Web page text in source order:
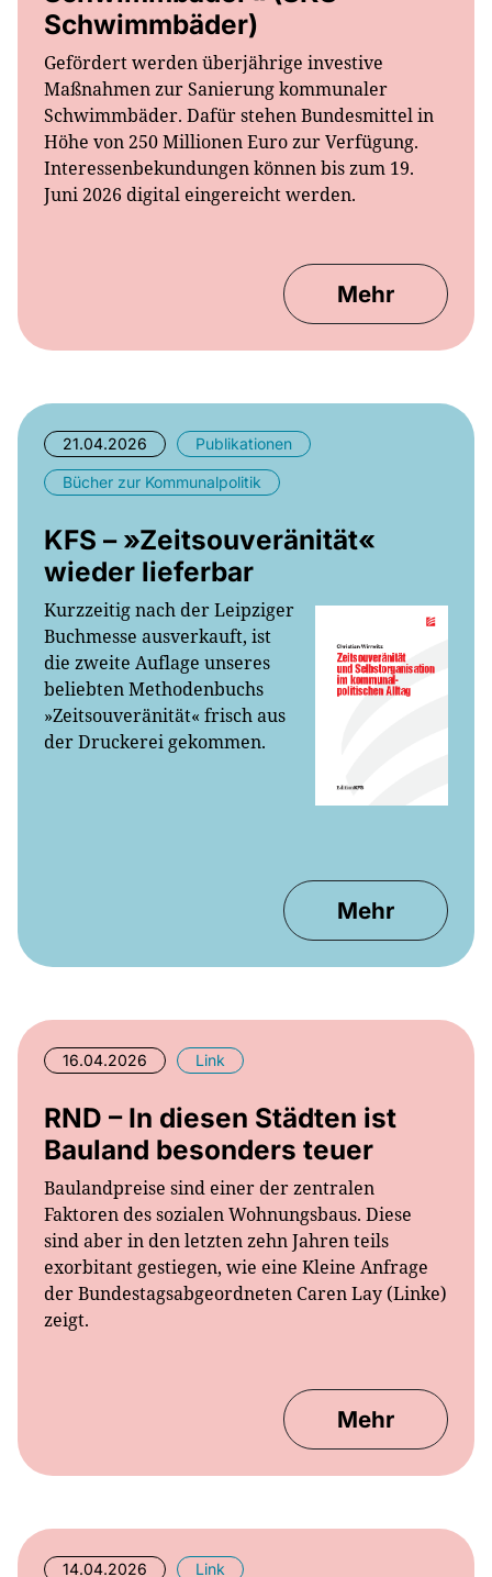
Gefördert werden überjährige investive
Maßnahmen zur Sanierung kommunaler
Schwimmbäder. Dafür stehen Bundesmittel in
Höhe von 250 Millionen Euro zur Verfügung.
Interessenbekundungen können bis zum 19.
Juni 2026 digital eingereicht werden.
Mehr
21.04.2026 Publikationen
Bücher zur Kommunalpolitik
KFS – »Zeitsouveränität«
wieder lieferbar
Kurzzeitig nach der Leipziger
Buchmesse ausverkauft, ist
die zweite Auflage unseres
beliebten Methodenbuchs
»Zeitsouveränität« frisch aus
der Druckerei gekommen.
Mehr
16.04.2026 Link
RND – In diesen Städten ist
Bauland besonders teuer
Baulandpreise sind einer der zentralen
Faktoren des sozialen Wohnungsbaus. Diese
sind aber in den letzten zehn Jahren teils
exorbitant gestiegen, wie eine Kleine Anfrage
der Bundestagsabgeordneten Caren Lay (Linke)
zeigt.
Mehr
14.04.2026 Link